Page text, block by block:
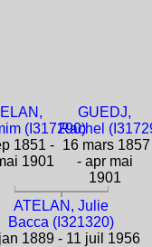
(I317290)
1851 -
1901
GUEDJ,
Rachel
16 mars 1857
- apr mai
1901
ATELAN, Julie
Bacca (I321320)
1889 - 11 juil 1956